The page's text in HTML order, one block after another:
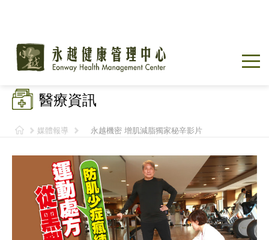
醫療資訊
媒體報導 永越機密 增肌減脂獨家秘辛影片